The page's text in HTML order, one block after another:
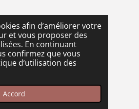
afin d’améliorer votre
et vous proposer des
En continuant
confirmez que vous
d’utilisation des
Accord